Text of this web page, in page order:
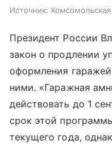
Источник:
Президент России
закон о продлении
оформления
ними. «Гаражная
действовать до 1
срок этой
текущего года,